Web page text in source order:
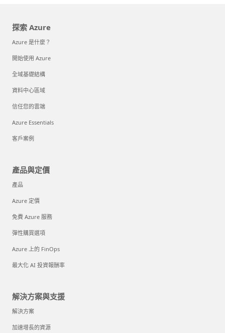
探索 Azure
Azure 是什麼？
開始使用 Azure
全域基礎結構
資料中心區域
信任您的雲端
Azure Essentials
客戶案例
產品與定價
產品
Azure 定價
免費 Azure 服務
彈性購買選項
Azure 上的 FinOps
最大化 AI 投資報酬率
解決方案與支援
解決方案
加速增長的資源